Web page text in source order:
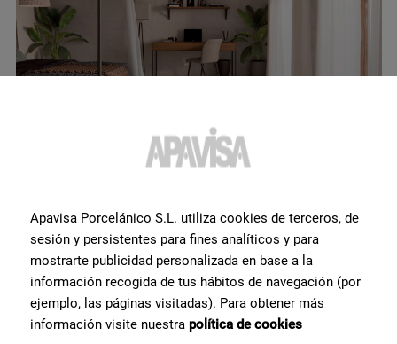
South Grey Natural Hexagon Hex 25X30
Colores de tendencia
para los suelos de
terrazo
Apavisa Porcelánico S.L. utiliza cookies de terceros, de
sesión y persistentes para fines analíticos y para
mostrarte publicidad personalizada en base a la
información recogida de tus hábitos de navegación (por
ejemplo, las páginas visitadas). Para obtener más
información visite nuestra política de cookies